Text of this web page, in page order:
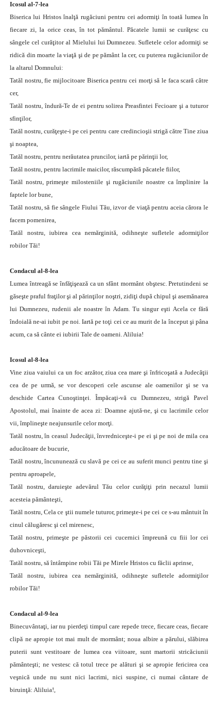
Icosul al-7-lea
Biserica lui Hristos înalţă rugăciuni pentru cei adormiţi în toată lumea în
fiecare zi, la orice ceas, în tot pământul. Păcatele lumii se curăţesc cu
sângele cel curăţitor al Mielului lui Dumnezeu. Sufletele celor adormiţi se
ridică din moarte la viaţă şi de pe pământ la cer, cu puterea rugăciunilor de
la altarul Domnului:
Tatăl nostru, fie mijlocitoare Biserica pentru cei morţi să le faca scară către
cer,
Tatăl nostru, îndură-Te de ei pentru solirea Preasfintei Fecioare şi a tuturor
sfinţilor,
Tatăl nostru, curăţeşte-i pe cei pentru care credincioşii strigă către Tine ziua
şi noaptea,
Tatăl nostru, pentru nerăutatea pruncilor, iartă pe părinţii lor,
Tatăl nostru, pentru lacrimile maicilor, răscumpără păcatele fiilor,
Tatăl nostru, primeşte milosteniile şi rugăciunile noastre ca împlinire la
faptele lor bune,
Tatăl nostru, să fie sângele Fiului Tău, izvor de viaţă pentru aceia cărora le
facem pomenirea,
Tatăl nostru, iubirea cea nemărginită, odihneşte sufletele adormiţilor
robilor Tăi!
Condacul al-8-lea
Lumea întreagă se înfăţişează ca un sfânt mormânt obştesc. Pretutindeni se
găseşte praful fraţilor şi al părinţilor noştri, zidiţi după chipul şi asemănarea
lui Dumnezeu, rudenii ale noastre în Adam. Tu singur eşti Acela ce fără
îndoială ne-ai iubit pe noi. Iartă pe toţi cei ce au murit de la început şi pâna
acum, ca să cânte ei iubirii Tale de oameni. Aliluia!
Icosul al-8-lea
Vine ziua vaiului ca un foc arzător, ziua cea mare şi înfricoşată a Judecăţii
cea de pe urmă, se vor descoperi cele ascunse ale oamenilor şi se va
deschide Cartea Cunoştinţei. Împăcaţi-vă cu Dumnezeu, strigă Pavel
Apostolul, mai înainte de acea zi: Doamne ajută-ne, şi cu lacrimile celor
vii, împlineşte neajunsurile celor morţi.
Tatăl nostru, în ceasul Judecăţii, învredniceşte-i pe ei şi pe noi de mila cea
aducătoare de bucurie,
Tatăl nostru, încununează cu slavă pe cei ce au suferit munci pentru tine şi
pentru aproapele,
Tatăl nostru, daruieşte adevărul Tău celor curăţiţi prin necazul lumii
acesteia pământeşti,
Tatăl nostru, Cela ce ştii numele tuturor, primeşte-i pe cei ce s-au mântuit în
cinul călugăresc şi cel mirenesc,
Tatăl nostru, primeşte pe păstorii cei cucernici împreună cu fiii lor cei
duhovniceşti,
Tatăl nostru, să întâmpine robii Tăi pe Mirele Hristos cu făclii aprinse,
Tatăl nostru, iubirea cea nemărginită, odihneşte sufletele adormiţilor
robilor Tăi!
Condacul al-9-lea
Binecuvântaţi, iar nu pierdeţi timpul care repede trece, fiecare ceas, fiecare
clipă ne apropie tot mai mult de mormânt; noua albire a părului, slăbirea
puterii sunt vestitoare de lumea cea viitoare, sunt martorii stricăciunii
pământeşti; ne vestesc că totul trece pe alături şi se apropie fericirea cea
veşnică unde nu sunt nici lacrimi, nici suspine, ci numai cântare de
biruinţă: Aliluia!,